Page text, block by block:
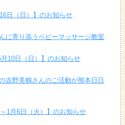
日（日）】のお知らせ
に寄り添うベビーマッサージ教室
10日（日）】のお知らせ
吉野美鶴さんのご活動が熊本日日
1月6日（火）】のお知らせ